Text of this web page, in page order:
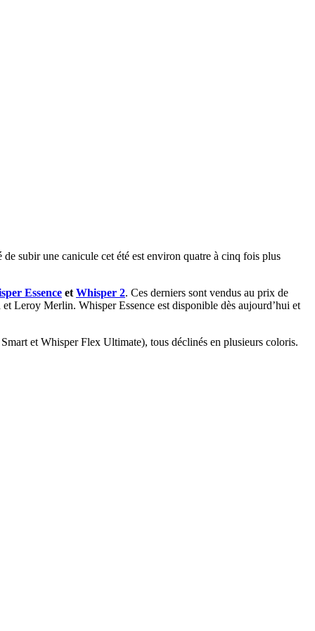
subir une canicule cet été est environ quatre à cinq fois plus
Essence et Whisper 2. Ces derniers sont vendus au prix de
Leroy Merlin. Whisper Essence est disponible dès aujourd’hui et
et Whisper Flex Ultimate), tous déclinés en plusieurs coloris.